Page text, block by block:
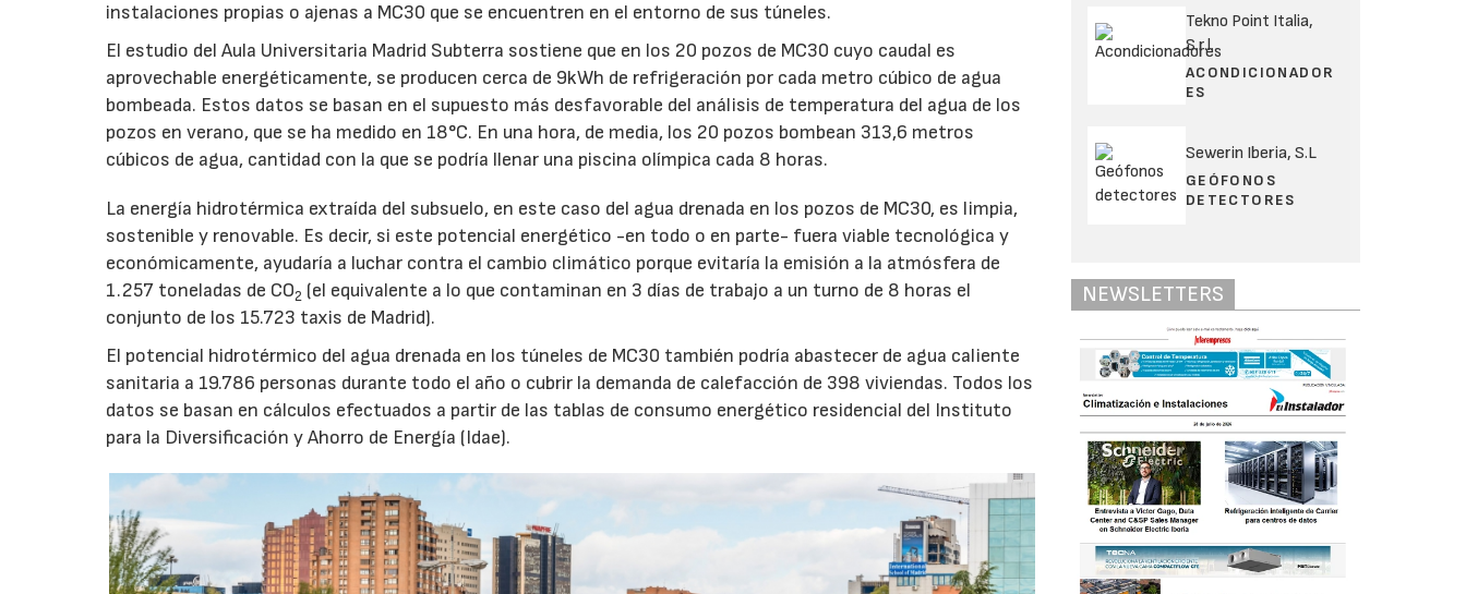
instalaciones propias o ajenas a MC30 que se encuentren en el entorno de sus túneles.
El estudio del Aula Universitaria Madrid Subterra sostiene que en los 20 pozos de MC30 cuyo caudal es
aprovechable energéticamente, se producen cerca de 9kWh de refrigeración por cada metro cúbico de agua
bombeada. Estos datos se basan en el supuesto más desfavorable del análisis de temperatura del agua de los
pozos en verano, que se ha medido en 18°C. En una hora, de media, los 20 pozos bombean 313,6 metros
cúbicos de agua, cantidad con la que se podría llenar una piscina olímpica cada 8 horas.
La energía hidrotérmica extraída del subsuelo, en este caso del agua drenada en los pozos de MC30, es limpia,
sostenible y renovable. Es decir, si este potencial energético -en todo o en parte- fuera viable tecnológica y
económicamente, ayudaría a luchar contra el cambio climático porque evitaría la emisión a la atmósfera de
1.257 toneladas de CO2 (el equivalente a lo que contaminan en 3 días de trabajo a un turno de 8 horas el
conjunto de los 15.723 taxis de Madrid).
El potencial hidrotérmico del agua drenada en los túneles de MC30 también podría abastecer de agua caliente
sanitaria a 19.786 personas durante todo el año o cubrir la demanda de calefacción de 398 viviendas. Todos los
datos se basan en cálculos efectuados a partir de las tablas de consumo energético residencial del Instituto
para la Diversificación y Ahorro de Energía (Idae).
Tekno Point Italia,
S.r.l.
ACONDICIONADOR
ES
Sewerin Iberia, S.L
GEÓFONOS
DETECTORES
NEWSLETTERS